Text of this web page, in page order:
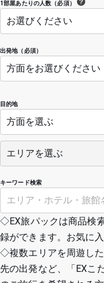
出発地（必須）
1部屋あたりの人数（必須）
目的地
キーワード検索
◇EX旅パックは商品検
録ができます。お気に
◇複数エリアを周遊し
先の出発など、「EXこ